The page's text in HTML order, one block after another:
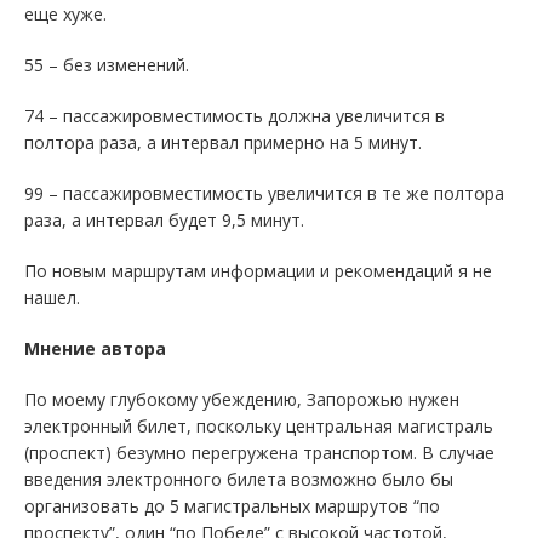
еще хуже.
55 – без изменений.
74 – пассажировместимость должна увеличится в
полтора раза, а интервал примерно на 5 минут.
99 – пассажировместимость увеличится в те же полтора
раза, а интервал будет 9,5 минут.
По новым маршрутам информации и рекомендаций я не
нашел.
Мнение автора
По моему глубокому убеждению, Запорожью нужен
электронный билет, поскольку центральная магистраль
(проспект) безумно перегружена транспортом. В случае
введения электронного билета возможно было бы
организовать до 5 магистральных маршрутов “по
проспекту”, один “по Победе” с высокой частотой,